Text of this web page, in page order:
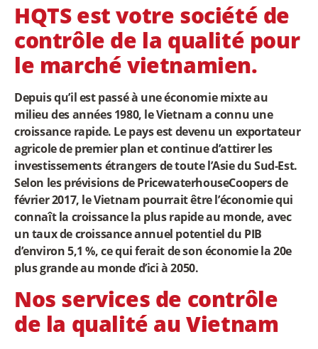
HQTS est votre société de
contrôle de la qualité pour
le marché vietnamien.
Depuis qu’il est passé à une économie mixte au
milieu des années 1980, le Vietnam a connu une
croissance rapide. Le pays est devenu un exportateur
agricole de premier plan et continue d’attirer les
investissements étrangers de toute l’Asie du Sud-Est.
Selon les prévisions de PricewaterhouseCoopers de
février 2017, le Vietnam pourrait être l’économie qui
connaît la croissance la plus rapide au monde, avec
un taux de croissance annuel potentiel du PIB
d’environ 5,1 %, ce qui ferait de son économie la 20e
plus grande au monde d’ici à 2050.
Nos services de contrôle
de la qualité au Vietnam